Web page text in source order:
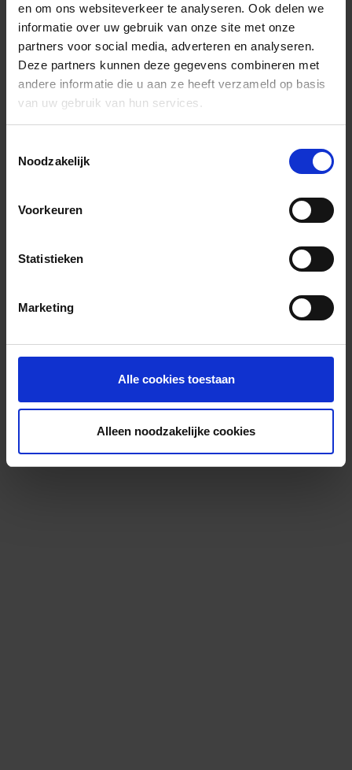
en om ons websiteverkeer te analyseren. Ook delen we
informatie over uw gebruik van onze site met onze
partners voor social media, adverteren en analyseren.
Deze partners kunnen deze gegevens combineren met
andere informatie die u aan ze heeft verzameld op basis
van uw gebruik van hun services.
Noodzakelijk
Voorkeuren
Statistieken
Marketing
Alle cookies toestaan
Alleen noodzakelijke cookies